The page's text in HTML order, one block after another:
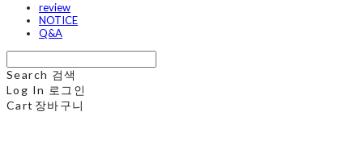
review
NOTICE
Q&A
Search 검색
Log In 로그인
Cart 장바구니